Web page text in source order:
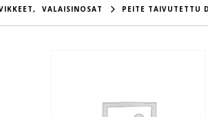
, VALAISINOSAT PEITE TAIVUTETTU